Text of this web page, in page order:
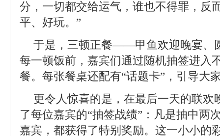
分，一切都交给运气，谁也不得罪，反
平、好玩。”
于是，三顿正餐——甲鱼欢迎晚宴
每一顿饭前，嘉宾们通过随机抽签进入
餐。每张餐桌还配有“话题卡”，引导大
更令人惊喜的是，在最后一天的联欢
了每位嘉宾的“抽签战绩”：凡是抽中两
嘉宾，都获得了特别奖励。这一小小